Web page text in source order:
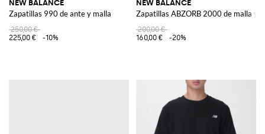
NEW BALANCE
Zapatillas 990 de ante y malla
250,00 €
225,00 €
-10%
NEW BALANCE
Zapatillas ABZORB 2000 de malla y
200,00 €
160,00 €
-20%